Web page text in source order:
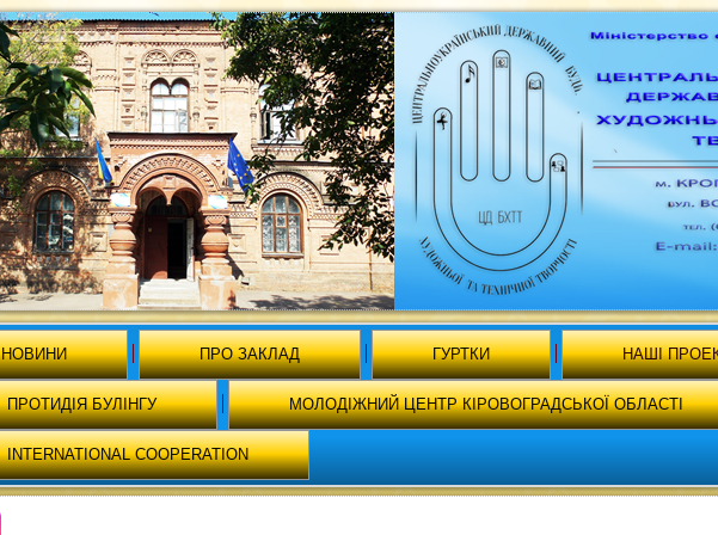
НОВИНИ ПРО ЗАКЛАД ГУРТКИ НАШІ
ПРОТИДІЯ БУЛІНГУ МОЛОДІЖНИЙ ЦЕНТР КІРОВОГРАДСЬКОЇ ОБЛАСТІ
INTERNATIONAL COOPERATION